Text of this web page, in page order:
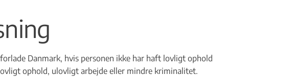
Danmark, hvis personen ikke har haft lovligt ophold
ophold, ulovligt arbejde eller mindre kriminalitet.